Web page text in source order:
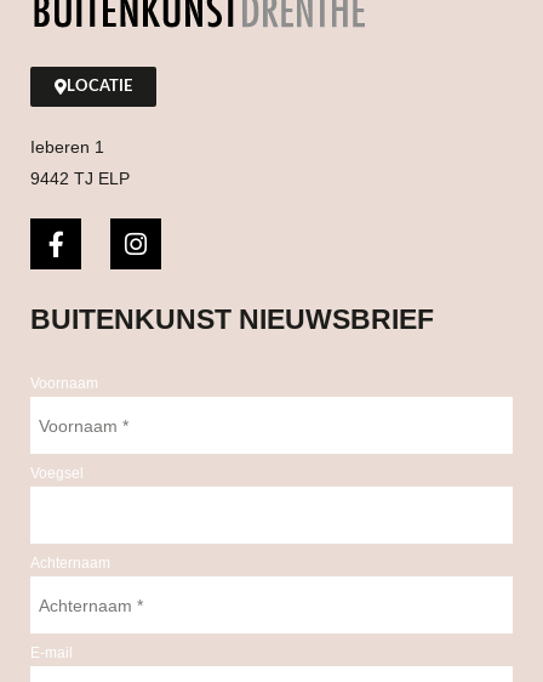
LOCATIE
Ieberen 1
9442 TJ ELP
BUITENKUNST NIEUWSBRIEF
Voornaam
Voegsel
Achternaam
E-mail